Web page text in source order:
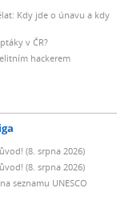
Kdy jde o únavu a kdy
v ČR?
hackerem
(8. srpna 2026)
(8. srpna 2026)
seznamu UNESCO